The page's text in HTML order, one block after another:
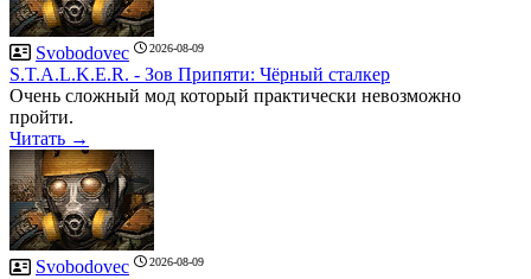
Svobodovec 2026-08-09
S.T.A.L.K.E.R. - Зов Припяти: Чёрный сталкер
Очень сложный мод который практически невозможно
пройти.
Читать →
Svobodovec 2026-08-09